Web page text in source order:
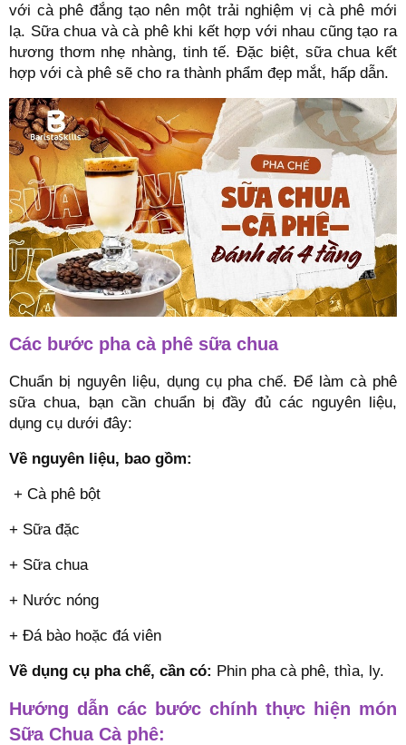
với cà phê đắng tạo nên một trải nghiệm vị cà phê mới
lạ. Sữa chua và cà phê khi kết hợp với nhau cũng tạo ra
hương thơm nhẹ nhàng, tinh tế. Đặc biệt, sữa chua kết
hợp với cà phê sẽ cho ra thành phẩm đẹp mắt, hấp dẫn.
Các bước pha cà phê sữa chua
Chuẩn bị nguyên liệu, dụng cụ pha chế. Để làm cà phê
sữa chua, bạn cần chuẩn bị đầy đủ các nguyên liệu,
dụng cụ dưới đây:
Về nguyên liệu, bao gồm:
+ Cà phê bột
+ Sữa đặc
+ Sữa chua
+ Nước nóng
+ Đá bào hoặc đá viên
Về dụng cụ pha chế, cần có: Phin pha cà phê, thìa, ly.
Hướng dẫn các bước chính thực hiện món
Sữa Chua Cà phê: